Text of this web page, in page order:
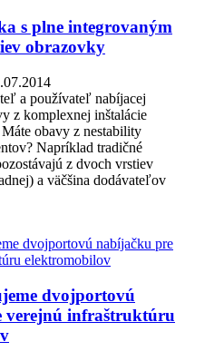
s plne integrovaným
obrazovky
a používateľ nabíjacej
z komplexnej inštalácie
obavy z nestability
Napríklad tradičné
z dvoch vrstiev
a väčšina dodávateľov
dvojportovú
verejnú infraštruktúru